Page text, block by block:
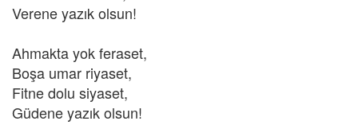
Verene yazık olsun!
Ahmakta yok feraset,
Boşa umar riyaset,
Fitne dolu siyaset,
Güdene yazık olsun!